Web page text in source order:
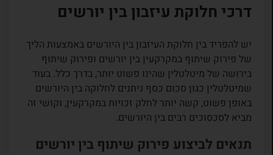
דרכי חלוקת עיזבון בין יורשים
יש להפריד בין חלוקת העיזבון בין היורשים באמצעות הליך
של פירוק שיתוף במקרקעין בין יורשים ופירוק שיתוף
בירושה של מיטלטלין שהינו פשוט יותר, בדרך כלל. בעוד
שמיטלטלין כגון סכום כסף ניתנים לחלוקה בין היורשים
באופן פשוט, קשה יותר לחלק זכויות במקרקעין, וקושי זה
מביא לסכסוכים רבים בין היורשים.
תנאים לביצוע פירוק שיתוף בין יורשים